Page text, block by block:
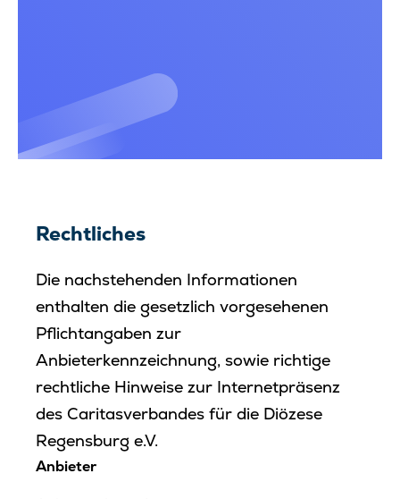
Ausbildung
Pflegefachmann/-frau/-person
Pflegefachhelfer/-in
Schulleben
Rechtliches
Die nachstehenden Informationen
enthalten die gesetzlich vorgesehenen
Pflichtangaben zur
Anbieterkennzeichnung, sowie richtige
rechtliche Hinweise zur Internetpräsenz
des Caritasverbandes für die Diözese
Regensburg e.V.
Anbieter